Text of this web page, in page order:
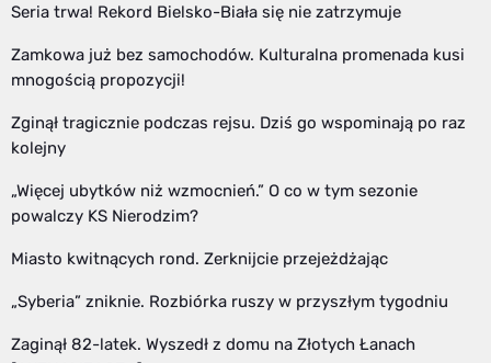
Seria trwa! Rekord Bielsko-Biała się nie zatrzymuje
Zamkowa już bez samochodów. Kulturalna promenada kusi
mnogością propozycji!
Zginął tragicznie podczas rejsu. Dziś go wspominają po raz
kolejny
„Więcej ubytków niż wzmocnień.” O co w tym sezonie
powalczy KS Nierodzim?
Miasto kwitnących rond. Zerknijcie przejeżdżając
„Syberia” zniknie. Rozbiórka ruszy w przyszłym tygodniu
Zaginął 82-latek. Wyszedł z domu na Złotych Łanach